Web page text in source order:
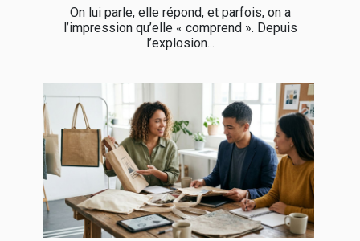
On lui parle, elle répond, et parfois, on a
l’impression qu’elle « comprend ». Depuis
l’explosion...